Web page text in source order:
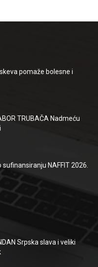
pomaže bolesne i
TRUBAČA Nadmeću
sufinansiranju NAFFIT 2026.
Srpska slava i veliki